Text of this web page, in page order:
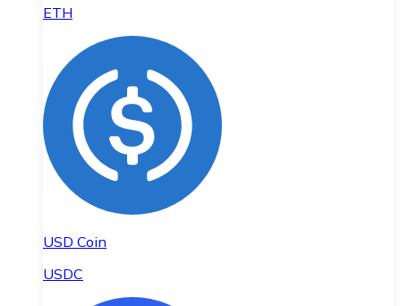
ETH
USD Coin
USDC